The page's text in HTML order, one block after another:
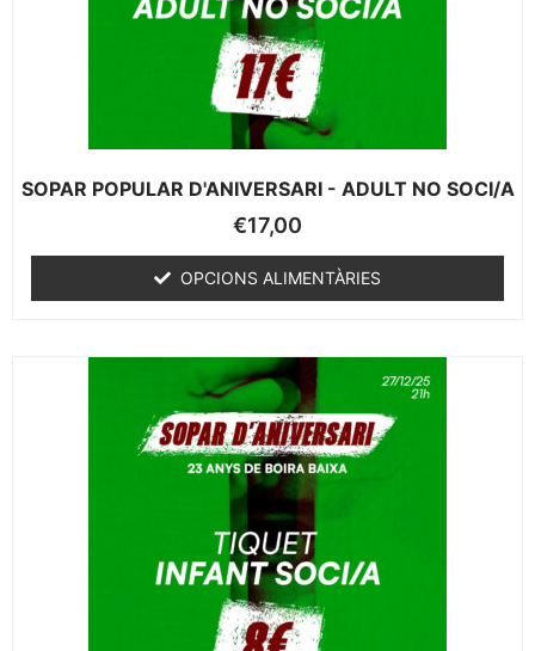
SOPAR POPULAR D'ANIVERSARI - ADULT NO SOCI/A
€17,00
OPCIONS ALIMENTÀRIES